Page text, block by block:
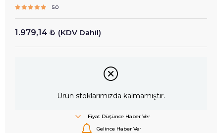
5.0
1.979,14 ₺ (KDV Dahil)
Ürün stoklarımızda kalmamıştır.
Fiyat Düşünce Haber Ver
Gelince Haber Ver